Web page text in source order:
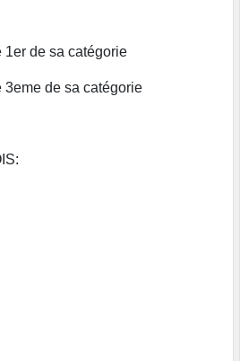
1er de sa catégorie
3eme de sa catégorie